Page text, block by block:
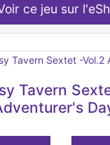
ce jeu sur
Tavern